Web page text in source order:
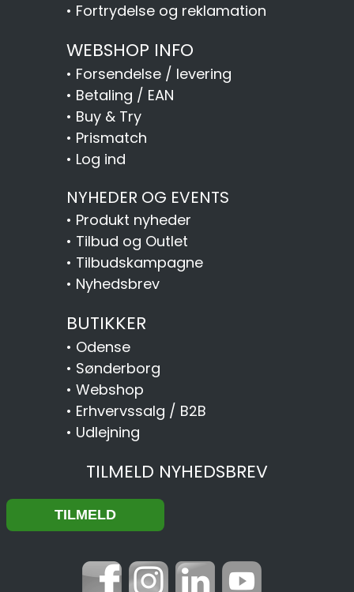
• Fortrydelse og reklamation
WEBSHOP INFO
• Forsendelse / levering
• Betaling / EAN
• Buy & Try
• Prismatch
• Log ind
NYHEDER OG EVENTS
• Produkt nyheder
• Tilbud og Outlet
• Tilbudskampagne
• Nyhedsbrev
BUTIKKER
• Odense
• Sønderborg
• Webshop
• Erhvervssalg / B2B
• Udlejning
TILMELD NYHEDSBREV